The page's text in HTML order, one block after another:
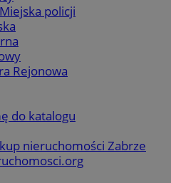
policji
Rejonowa
do katalogu
nieruchomości Zabrze